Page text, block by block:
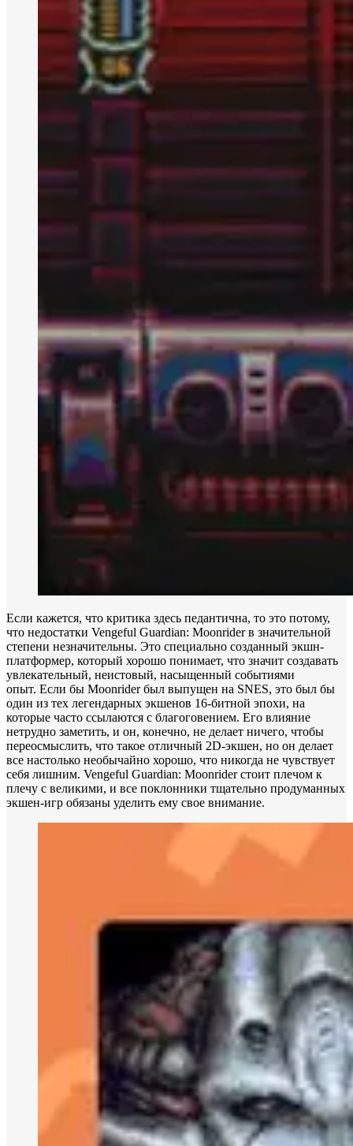
Если кажется, что критика здесь педантична, то это потому,
что недостатки Vengeful Guardian: Moonrider в значительной
степени незначительны. Это специально созданный экшн-
платформер, который хорошо понимает, что значит создавать
увлекательный, неистовый, насыщенный событиями
опыт. Если бы Moonrider был выпущен на SNES, это был бы
один из тех легендарных экшенов 16-битной эпохи, на
которые часто ссылаются с благоговением. Его влияние
нетрудно заметить, и он, конечно, не делает ничего, чтобы
переосмыслить, что такое отличный 2D-экшен, но он делает
все настолько необычайно хорошо, что никогда не чувствует
себя лишним. Vengeful Guardian: Moonrider стоит плечом к
плечу с великими, и все поклонники тщательно продуманных
экшен-игр обязаны уделить ему свое внимание.